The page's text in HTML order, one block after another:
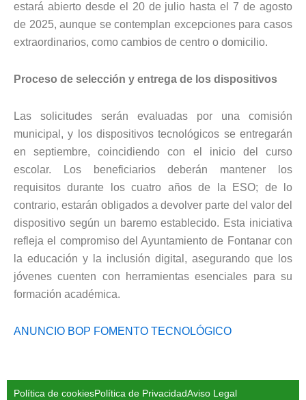
estará abierto desde el 20 de julio hasta el 7 de agosto
de 2025, aunque se contemplan excepciones para casos
extraordinarios, como cambios de centro o domicilio.
Proceso de selección y entrega de los dispositivos
Las solicitudes serán evaluadas por una comisión
municipal, y los dispositivos tecnológicos se entregarán
en septiembre, coincidiendo con el inicio del curso
escolar. Los beneficiarios deberán mantener los
requisitos durante los cuatro años de la ESO; de lo
contrario, estarán obligados a devolver parte del valor del
dispositivo según un baremo establecido. Esta iniciativa
refleja el compromiso del Ayuntamiento de Fontanar con
la educación y la inclusión digital, asegurando que los
jóvenes cuenten con herramientas esenciales para su
formación académica.
ANUNCIO BOP FOMENTO TECNOLÓGICO
Política de cookiesPolítica de PrivacidadAviso Legal